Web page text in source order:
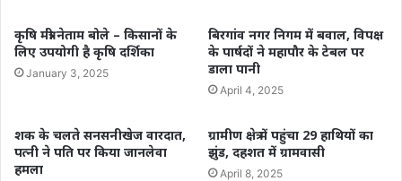
कृषि मंत्री नेताम बोले – किसानों के
लिए उपयोगी है कृषि दर्शिका
January 3, 2025
बिरगांव नगर निगम में बवाल, विपक्ष
के पार्षदों ने महापौर के टेबल पर
डाला पानी
April 4, 2025
शक के चलते सनसनीखेज वारदात,
पत्नी ने पति पर किया जानलेवा
हमला
ग्रामीण क्षेत्र में पहुंचा 29 हाथियों का
झुंड, दहशत में ग्रामवासी
April 8, 2025